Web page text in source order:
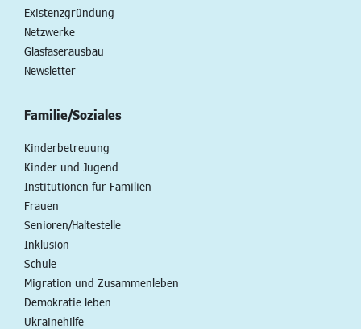
Existenzgründung
Netzwerke
Glasfaserausbau
Newsletter
Familie/Soziales
Kinderbetreuung
Kinder und Jugend
Institutionen für Familien
Frauen
Senioren/Haltestelle
Inklusion
Schule
Migration und Zusammenleben
Demokratie leben
Ukrainehilfe